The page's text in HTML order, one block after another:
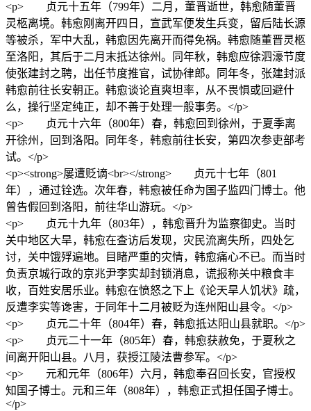
<p> 贞元十五年（799年）二月，董晋逝世，韩愈随董晋
灵柩离境。韩愈刚离开四日，宣武军便发生兵变，留后陆长源
等被杀，军中大乱，韩愈因先离开而得免祸。韩愈随董晋灵柩
至洛阳，其后于二月末抵达徐州。同年秋，韩愈应徐泗濠节度
使张建封之聘，出任节度推官，试协律郎。同年冬，张建封派
韩愈前往长安朝正。韩愈谈论直爽坦率，从不畏惧或回避什
么，操行坚定纯正，却不善于处理一般事务。</p>
<p> 贞元十六年（800年）春，韩愈回到徐州，于夏季离
开徐州，回到洛阳。同年冬，韩愈前往长安，第四次参吏部考
试。</p>
<p><strong>屡遭贬谪<br></strong> 贞元十七年（801
年），通过铨选。次年春，韩愈被任命为国子监四门博士。他
曾告假回到洛阳，前往华山游玩。</p>
<p> 贞元十九年（803年），韩愈晋升为监察御史。当时
关中地区大旱，韩愈在查访后发现，灾民流离失所，四处乞
讨，关中饿殍遍地。目睹严重的灾情，韩愈痛心不已。而当时
负责京城行政的京兆尹李实却封锁消息，谎报称关中粮食丰
收，百姓安居乐业。韩愈在愤怒之下上《论天旱人饥状》疏，
反遭李实等谗害，于同年十二月被贬为连州阳山县令。</p>
<p> 贞元二十年（804年）春，韩愈抵达阳山县就职。</p>
<p> 贞元二十一年（805年）春，韩愈获赦免，于夏秋之
间离开阳山县。八月，获授江陵法曹参军。</p>
<p> 元和元年（806年）六月，韩愈奉召回长安，官授权
知国子博士。元和三年（808年），韩愈正式担任国子博士。
</p>